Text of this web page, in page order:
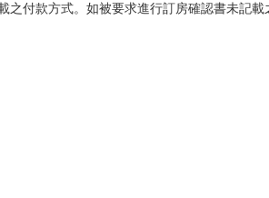
付款方式。如被要求進行訂房確認書未記載